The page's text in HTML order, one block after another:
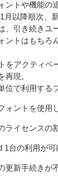
ントや機能の
月以降順次、
、引き続きユ
ントはもち
をアクティ
再現。
位で利用する
ォントを使
ライセンス
1台の利用が可
更新手続きが